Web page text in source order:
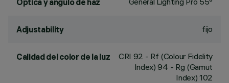
Óptica y ángulo de haz
Adjustability fijo
Calidad del color de la luz CRI 92 - Rf (Colour Fidelity
Index) 94 - Rg (Gamut
Index) 102